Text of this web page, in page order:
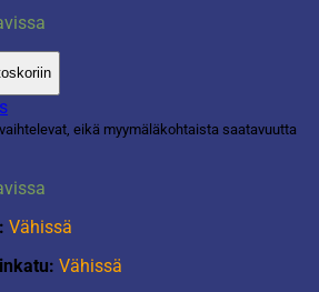
eikä myymäläkohtaista saatavuutta
Vähissä
Vähissä